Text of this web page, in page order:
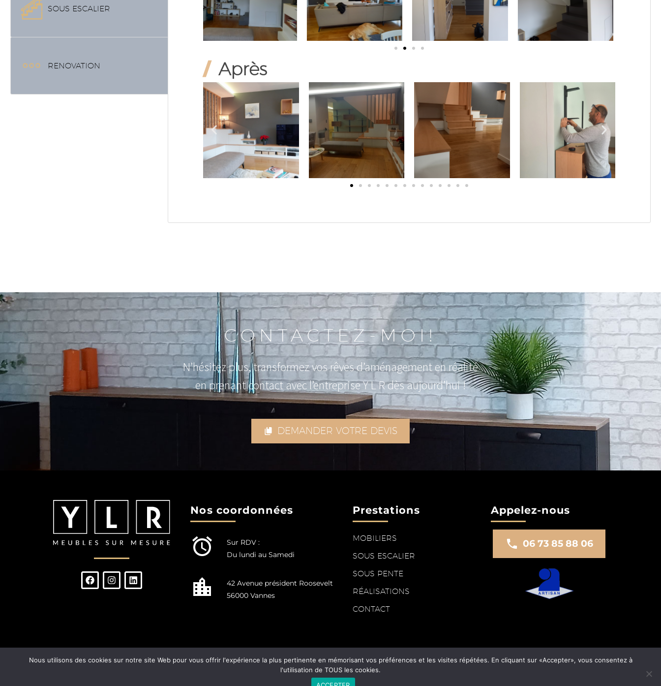
/ Après
SOUS ESCALIER
RENOVATION
CONTACTEZ-MOI!
N’hésitez plus, transformez vos rêves d’aménagement en réalité
en prenant contact avec l’entreprise Y L R dès aujourd’hui !
DEMANDER VOTRE DEVIS
Nos coordonnées
Sur RDV :
Du lundi au Samedi
42 Avenue président Roosevelt
56000 Vannes
Prestations
MOBILIERS
SOUS ESCALIER
SOUS PENTE
RÉALISATIONS
CONTACT
Appelez-nous
06 73 85 88 06
CONFIDENTIALITÉ PLAN DU SITE
Nous utilisons des cookies sur notre site Web pour vous offrir l'expérience la plus pertinente en mémorisant vos préférences et les visites répétées. En cliquant sur «Accepter», vous consentez à
l'utilisation de TOUS les cookies.